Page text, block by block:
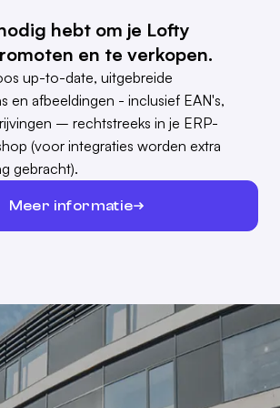
hebt om je Lofty
en te verkopen.
up-to-date, uitgebreide
en afbeeldingen - inclusief EAN's,
– rechtstreeks in je ERP-
(voor integraties worden extra
gebracht).
Meer informatie